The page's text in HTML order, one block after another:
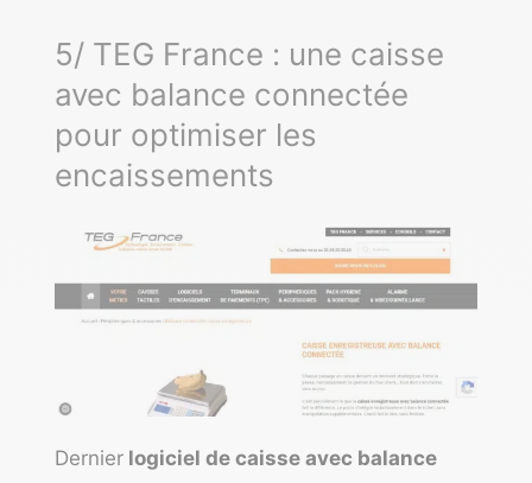
5/ TEG France : une caisse
avec balance connectée
pour optimiser les
encaissements
Dernier logiciel de caisse avec balance